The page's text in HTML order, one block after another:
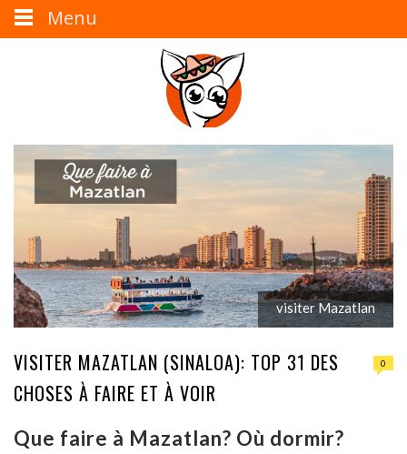
visiter Mazatlan
VISITER MAZATLAN (SINALOA): TOP 31 DES
CHOSES À FAIRE ET À VOIR
0
Que faire à Mazatlan? Où dormir?
Menu